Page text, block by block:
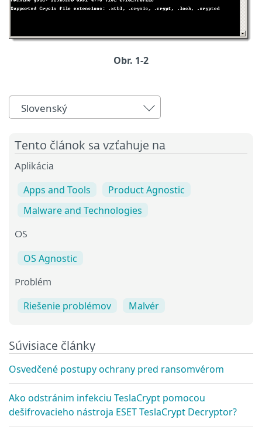
Obr. 1-2
Slovenský
Tento článok sa vzťahuje na
Aplikácia
Apps and Tools
Product Agnostic
Malware and Technologies
OS
OS Agnostic
Problém
Riešenie problémov Malvér
Súvisiace články
Osvedčené postupy ochrany pred ransomvérom
Ako odstránim infekciu TeslaCrypt pomocou
dešifrovacieho nástroja ESET TeslaCrypt Decryptor?